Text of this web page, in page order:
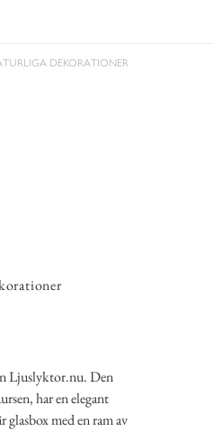
DEKORATIONER
Ljuslyktor.nu. Den
har en elegant
med en ram av